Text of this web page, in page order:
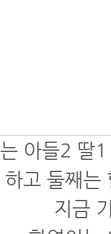
는 아들2 딸
하고 둘째는
지금